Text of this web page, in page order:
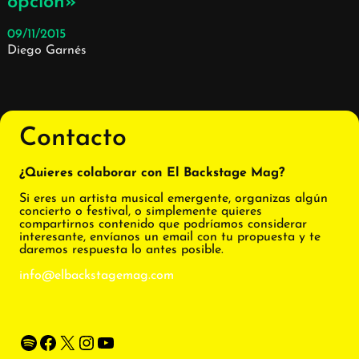
09/11/2015
Diego Garnés
Contacto
¿Quieres colaborar con El Backstage Mag?
Si eres un artista musical emergente, organizas algún
concierto o festival, o simplemente quieres
compartirnos contenido que podríamos considerar
interesante, envíanos un email con tu propuesta y te
daremos respuesta lo antes posible.
info@elbackstagemag.com
Spotify Facebook X Instagram YouTube